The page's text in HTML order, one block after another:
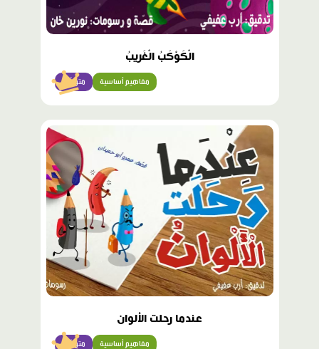
الْكَوْكَبُ الْغَريبُ
متوسّط مفاهيم أساسية
محتوى
عندما رحلت الألوان
متوسّط مفاهيم أساسية